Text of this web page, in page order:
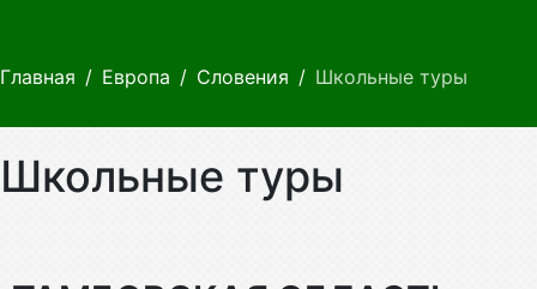
Главная Европа Словения Школьные туры
Школьные туры